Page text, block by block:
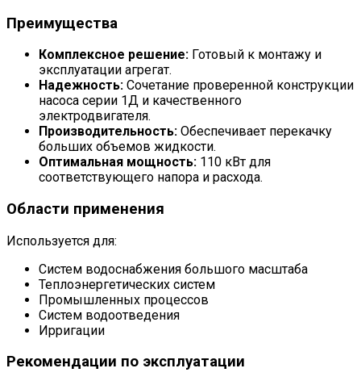
Преимущества
Комплексное решение: Готовый к монтажу и
эксплуатации агрегат.
Надежность: Сочетание проверенной конструкции
насоса серии 1Д и качественного
электродвигателя.
Производительность: Обеспечивает перекачку
больших объемов жидкости.
Оптимальная мощность: 110 кВт для
соответствующего напора и расхода.
Области применения
Используется для:
Систем водоснабжения большого масштаба
Теплоэнергетических систем
Промышленных процессов
Систем водоотведения
Ирригации
Рекомендации по эксплуатации